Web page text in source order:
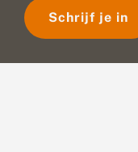
Schrijf je in